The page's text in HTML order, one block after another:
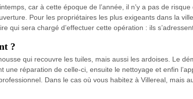
car à cette époque de l’année, il n’y a pas de
Pour les propriétaires les plus exigeants dans la
sera chargé d’effectuer cette opération : ils
?
qui recouvre les tuiles, mais aussi les ardoises. Le
réparation de celle-ci, ensuite le nettoyage et enfin
Dans le cas où vous habitez à Villereal, mais